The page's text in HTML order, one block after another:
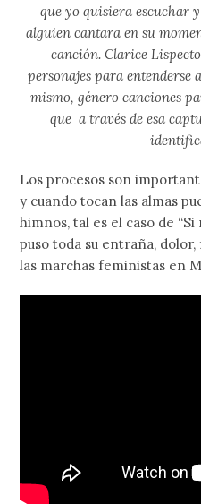
que yo quisiera escuchar
alguien cantara en su
canción. Clarice
personajes para entenderse
mismo, género canciones
que a través de esa
Los procesos son
y cuando tocan las almas
himnos, tal es el caso de
puso toda su entraña,
las marchas feministas en